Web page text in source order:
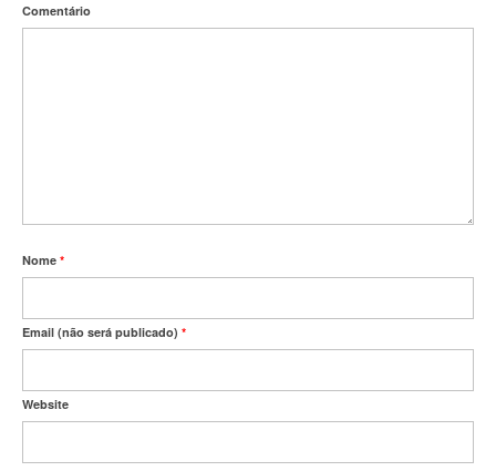
Comentário
Nome *
Email (não será publicado) *
Website